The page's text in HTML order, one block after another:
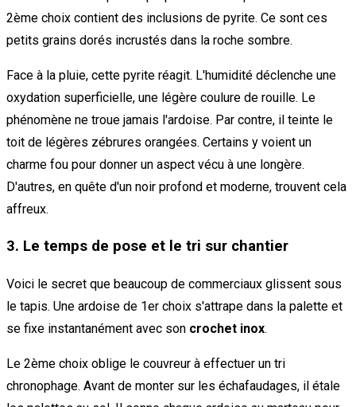
2ème choix contient des inclusions de pyrite. Ce sont ces
petits grains dorés incrustés dans la roche sombre.
Face à la pluie, cette pyrite réagit. L'humidité déclenche une
oxydation superficielle, une légère coulure de rouille. Le
phénomène ne troue jamais l'ardoise. Par contre, il teinte le
toit de légères zébrures orangées. Certains y voient un
charme fou pour donner un aspect vécu à une longère.
D'autres, en quête d'un noir profond et moderne, trouvent cela
affreux.
3. Le temps de pose et le tri sur chantier
Voici le secret que beaucoup de commerciaux glissent sous
le tapis. Une ardoise de 1er choix s'attrape dans la palette et
se fixe instantanément avec son crochet inox.
Le 2ème choix oblige le couvreur à effectuer un tri
chronophage. Avant de monter sur les échafaudages, il étale